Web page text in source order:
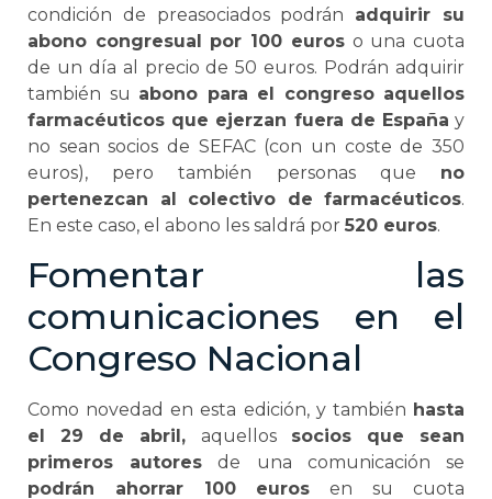
condición de preasociados podrán adquirir su
abono congresual por 100 euroso una cuota
de un día al precio de 50 euros. Podrán adquirir
también su abono para el congreso aquellos
farmacéuticos que ejerzan fuera de España y
no sean socios de SEFAC (con un coste de 350
euros), pero también personas que no
pertenezcan al colectivo de farmacéuticos.
En este caso, el abono les saldrá por 520 euros.
Fomentar las
comunicaciones en el
Congreso Nacional
Como novedad en esta edición, y también hasta
el 29 de abril, aquellos socios que sean
primeros autores de una comunicación se
podrán ahorrar 100 euros en su cuota